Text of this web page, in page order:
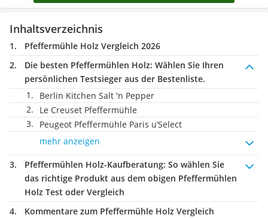
Inhaltsverzeichnis
Pfeffermühle Holz Vergleich 2026
Die besten Pfeffermühlen Holz: Wählen Sie Ihren
persönlichen Testsieger aus der Bestenliste.
Berlin Kitchen Salt 'n Pepper
Le Creuset Pfeffermühle
Peugeot Pfeffermühle Paris u‘Select
mehr anzeigen
Pfeffermühlen Holz-Kaufberatung: So wählen Sie
das richtige Produkt aus dem obigen Pfeffermühlen
Holz Test oder Vergleich
Kommentare zum Pfeffermühle Holz Vergleich